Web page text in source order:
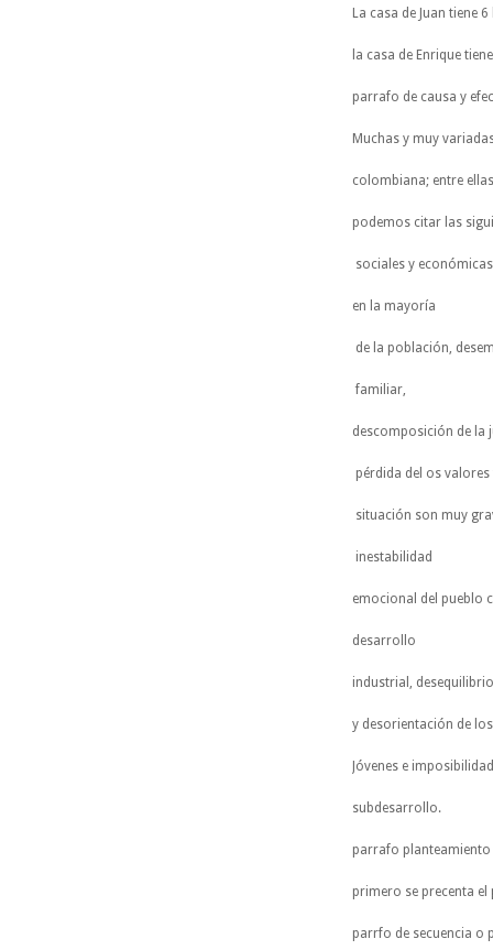
La casa de Juan tiene
la casa de Enrique
parrafo de causa y
Muchas y muy
colombiana; entre ellas
podemos citar las
sociales y
en la mayoría
de la población,
familiar,
descomposición de la
pérdida del os
situación son muy
inestabilidad
emocional del pueblo
desarrollo
industrial,
y desorientación de los
Jóvenes e
subdesarrollo.
parrafo
primero se precenta
parrfo de secuencia o